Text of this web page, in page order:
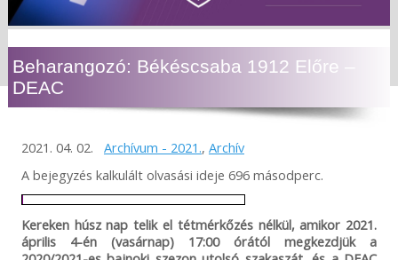
Beharangozó: Békéscsaba 1912 Előre –
DEAC
2021. 04. 02. Archívum - 2021., Archív
A bejegyzés kalkulált olvasási ideje 696 másodperc.
Kereken húsz nap telik el tétmérkőzés nélkül, amikor 2021.
április 4-én (vasárnap) 17:00 órától megkezdjük a